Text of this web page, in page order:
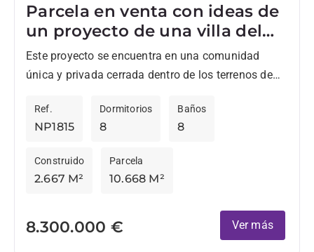
Parcela en venta con ideas de
un proyecto de una villa del
famoso arquitecto
Gumuchdjian.
Este proyecto se encuentra en una comunidad
única y privada cerrada dentro de los terrenos de
proporcionando un...
NP1815
Ref.
8
Dormitorios
8
Baños
2.667 M²
Construido
10.668 M²
Parcela
8.300.000 € Ver más